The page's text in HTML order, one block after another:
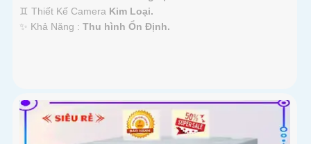
♊ Thiết Kế Camera Kim Loại.
️✨ Khả Năng : Thu hình Ổn Định.